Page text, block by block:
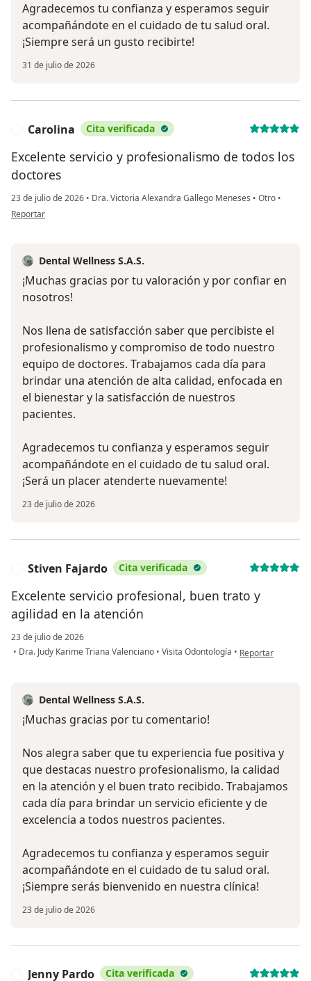
Agradecemos tu confianza y esperamos seguir
acompañándote en el cuidado de tu salud oral.
¡Siempre será un gusto recibirte!
31 de julio de 2026
Carolina Cita verificada
Excelente servicio y profesionalismo de todos los
doctores
23 de julio de 2026 • Dra. Victoria Alexandra Gallego Meneses • Otro •
en opinión del usuario Carolina
Reportar
Dental Wellness S.A.S.
¡Muchas gracias por tu valoración y por confiar en
nosotros!
Nos llena de satisfacción saber que percibiste el
profesionalismo y compromiso de todo nuestro
equipo de doctores. Trabajamos cada día para
brindar una atención de alta calidad, enfocada en
el bienestar y la satisfacción de nuestros
pacientes.
Agradecemos tu confianza y esperamos seguir
acompañándote en el cuidado de tu salud oral.
¡Será un placer atenderte nuevamente!
23 de julio de 2026
Stiven Fajardo Cita verificada
Excelente servicio profesional, buen trato y
agilidad en la atención
23 de julio de 2026
• Dra. Judy Karime Triana Valenciano • Visita Odontología • en opinión del
Reportar
Dental Wellness S.A.S.
¡Muchas gracias por tu comentario!
Nos alegra saber que tu experiencia fue positiva y
que destacas nuestro profesionalismo, la calidad
en la atención y el buen trato recibido. Trabajamos
cada día para brindar un servicio eficiente y de
excelencia a todos nuestros pacientes.
Agradecemos tu confianza y esperamos seguir
acompañándote en el cuidado de tu salud oral.
¡Siempre serás bienvenido en nuestra clínica!
23 de julio de 2026
Jenny Pardo Cita verificada